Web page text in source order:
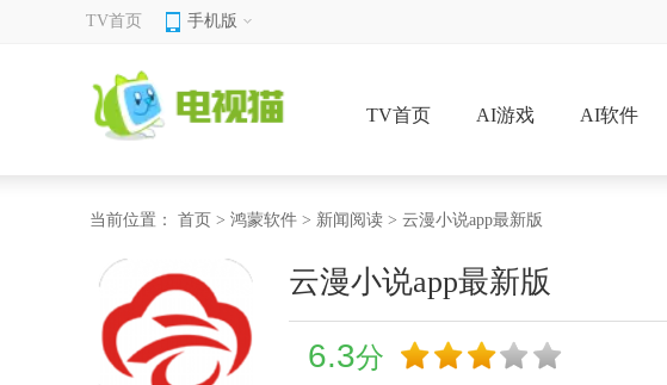
TV首页 手机版
TV首页 AI游戏 AI软件
当前位置： 首页 > 鸿蒙软件 > 新闻阅读 > 云漫小说app最新版
云漫小说app最新版
6.3分